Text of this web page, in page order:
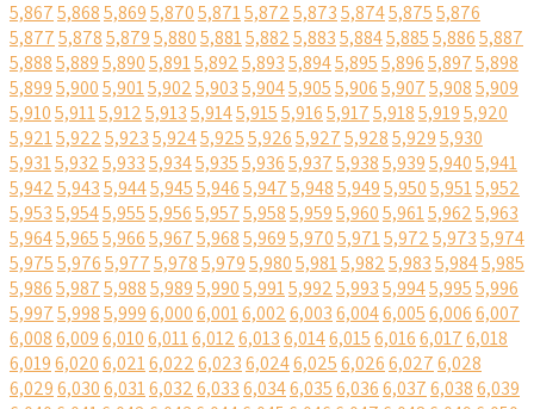
5,8675,8685,8695,8705,8715,8725,8735,8745,8755,876
5,8775,8785,8795,8805,8815,8825,8835,8845,8855,8865,887
5,8885,8895,8905,8915,8925,8935,8945,8955,8965,8975,898
5,8995,9005,9015,9025,9035,9045,9055,9065,9075,9085,909
5,9105,9115,9125,9135,9145,9155,9165,9175,9185,9195,920
5,9215,9225,9235,9245,9255,9265,9275,9285,9295,930
5,9315,9325,9335,9345,9355,9365,9375,9385,9395,9405,941
5,9425,9435,9445,9455,9465,9475,9485,9495,9505,9515,952
5,9535,9545,9555,9565,9575,9585,9595,9605,9615,9625,963
5,9645,9655,9665,9675,9685,9695,9705,9715,9725,9735,974
5,9755,9765,9775,9785,9795,9805,9815,9825,9835,9845,985
5,9865,9875,9885,9895,9905,9915,9925,9935,9945,9955,996
5,9975,9985,9996,0006,0016,0026,0036,0046,0056,0066,007
6,0086,0096,0106,0116,0126,0136,0146,0156,0166,0176,018
6,0196,0206,0216,0226,0236,0246,0256,0266,0276,028
6,0296,0306,0316,0326,0336,0346,0356,0366,0376,0386,039